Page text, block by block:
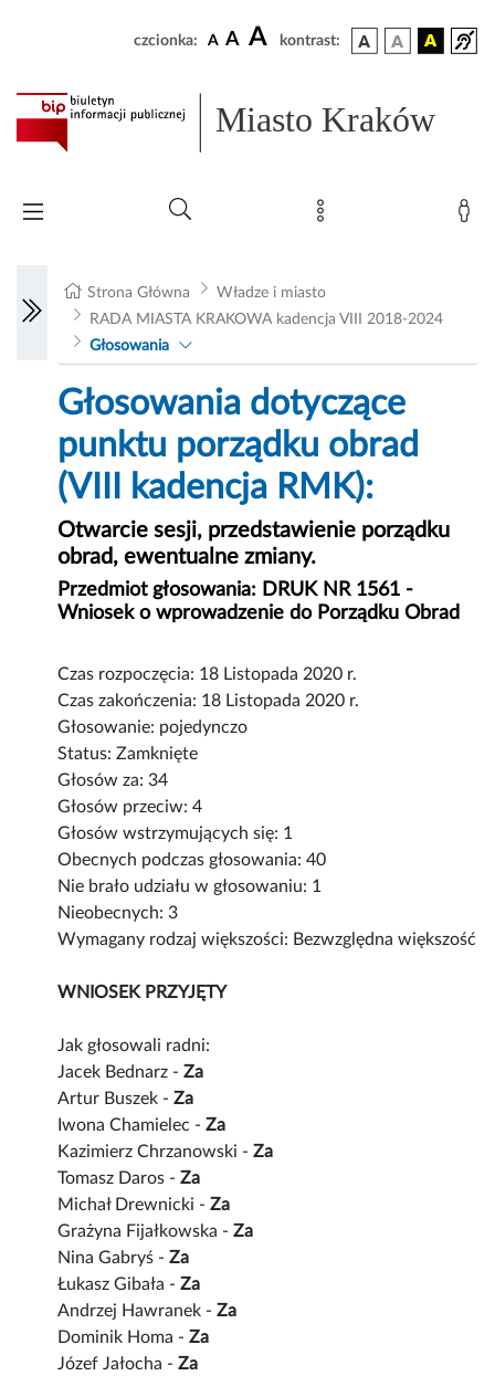
czcionka: A A A kontrast:
Miasto Kraków
Strona Główna
Władze i miasto
RADA MIASTA KRAKOWA kadencja VIII 2018-2024
Głosowania
Głosowania dotyczące
punktu porządku obrad
(VIII kadencja RMK):
Otwarcie sesji, przedstawienie porządku
obrad, ewentualne zmiany.
Przedmiot głosowania: DRUK NR 1561 -
Wniosek o wprowadzenie do Porządku Obrad
Czas rozpoczęcia: 18 Listopada 2020 r.
Czas zakończenia: 18 Listopada 2020 r.
Głosowanie: pojedynczo
Status: Zamknięte
Głosów za: 34
Głosów przeciw: 4
Głosów wstrzymujących się: 1
Obecnych podczas głosowania: 40
Nie brało udziału w głosowaniu: 1
Nieobecnych: 3
Wymagany rodzaj większości: Bezwzględna większość
WNIOSEK PRZYJĘTY
Jak głosowali radni:
Jacek Bednarz -Za
Artur Buszek -Za
Iwona Chamielec -Za
Kazimierz Chrzanowski -Za
Tomasz Daros -Za
Michał Drewnicki -Za
Grażyna Fijałkowska -Za
Nina Gabryś -Za
Łukasz Gibała -Za
Andrzej Hawranek -Za
Dominik Homa -Za
Józef Jałocha -Za